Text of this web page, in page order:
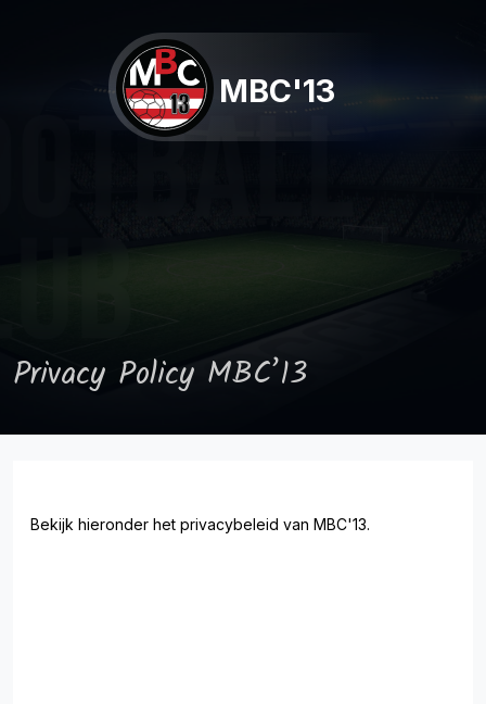
MBC'13
Privacy Policy MBC’13
Bekijk hieronder het privacybeleid van MBC'13.